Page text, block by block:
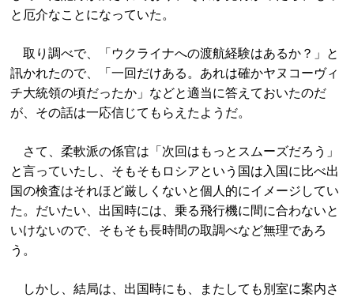
と厄介なことになっていた。
取り調べで、「ウクライナへの渡航経験はあるか？」と
訊かれたので、「一回だけある。あれは確かヤヌコーヴィ
チ大統領の頃だったか」などと適当に答えておいたのだ
が、その話は一応信じてもらえたようだ。
さて、柔軟派の係官は「次回はもっとスムーズだろう」
と言っていたし、そもそもロシアという国は入国に比べ出
国の検査はそれほど厳しくないと個人的にイメージしてい
た。だいたい、出国時には、乗る飛行機に間に合わないと
いけないので、そもそも長時間の取調べなど無理であろ
う。
しかし、結局は、出国時にも、またしても別室に案内さ